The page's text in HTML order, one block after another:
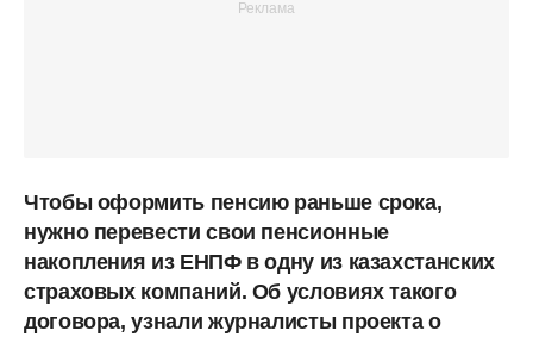
Чтобы оформить пенсию раньше срока,
нужно перевести свои пенсионные
накопления из ЕНПФ в одну из казахстанских
страховых компаний. Об условиях такого
договора, узнали журналисты проекта о